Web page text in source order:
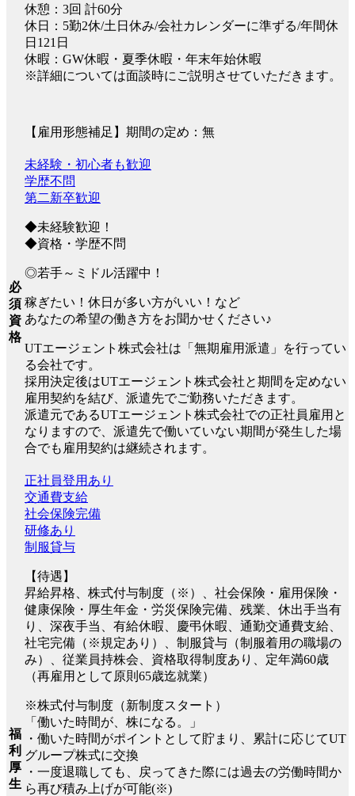
休憩：3回 計60分
休日：5勤2休/土日休み/会社カレンダーに準ずる/年間休
日121日
休暇：GW休暇・夏季休暇・年末年始休暇
※詳細については面談時にご説明させていただきます。
【雇用形態補足】期間の定め：無
必
須
資
格
未経験・初心者も歓迎
学歴不問
第二新卒歓迎
◆未経験歓迎！
◆資格・学歴不問
◎若手～ミドル活躍中！
稼ぎたい！休日が多い方がいい！など
あなたの希望の働き方をお聞かせください♪
UTエージェント株式会社は「無期雇用派遣」を行ってい
る会社です。
採用決定後はUTエージェント株式会社と期間を定めない
雇用契約を結び、派遣先でご勤務いただきます。
派遣元であるUTエージェント株式会社での正社員雇用と
なりますので、派遣先で働いていない期間が発生した場
合でも雇用契約は継続されます。
福
利
厚
生
正社員登用あり
交通費支給
社会保険完備
研修あり
制服貸与
【待遇】
昇給昇格、株式付与制度（※）、社会保険・雇用保険・
健康保険・厚生年金・労災保険完備、残業、休出手当有
り、深夜手当、有給休暇、慶弔休暇、通勤交通費支給、
社宅完備（※規定あり）、制服貸与（制服着用の職場の
み）、従業員持株会、資格取得制度あり、定年満60歳
（再雇用として原則65歳迄就業）
※株式付与制度（新制度スタート）
「働いた時間が、株になる。」
・働いた時間がポイントとして貯まり、累計に応じてUT
グループ株式に交換
・一度退職しても、戻ってきた際には過去の労働時間か
ら再び積み上げが可能(※)